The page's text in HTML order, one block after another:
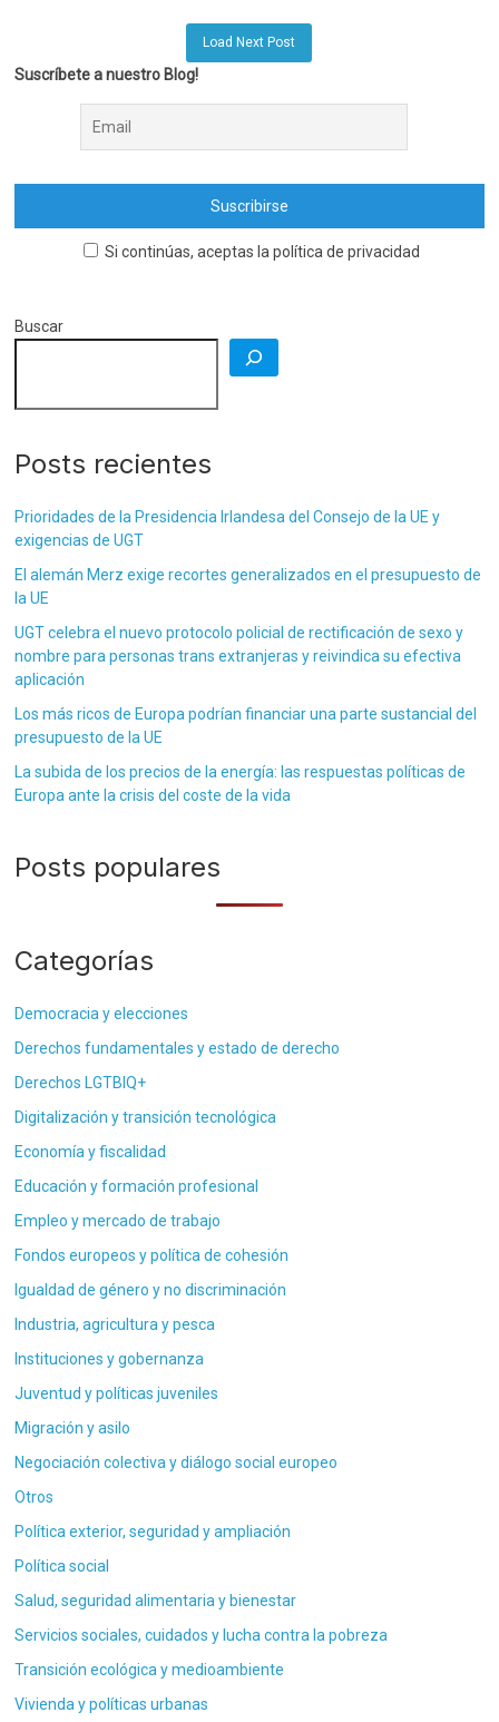
Load Next Post
Suscríbete a nuestro Blog!
Si continúas, aceptas la política de privacidad
Buscar
Posts recientes
Prioridades de la Presidencia Irlandesa del Consejo de la UE y
exigencias de UGT
El alemán Merz exige recortes generalizados en el presupuesto de
la UE
UGT celebra el nuevo protocolo policial de rectificación de sexo y
nombre para personas trans extranjeras y reivindica su efectiva
aplicación
Los más ricos de Europa podrían financiar una parte sustancial del
presupuesto de la UE
La subida de los precios de la energía: las respuestas políticas de
Europa ante la crisis del coste de la vida
Posts populares
Categorías
Democracia y elecciones
Derechos fundamentales y estado de derecho
Derechos LGTBIQ+
Digitalización y transición tecnológica
Economía y fiscalidad
Educación y formación profesional
Empleo y mercado de trabajo
Fondos europeos y política de cohesión
Igualdad de género y no discriminación
Industria, agricultura y pesca
Instituciones y gobernanza
Juventud y políticas juveniles
Migración y asilo
Negociación colectiva y diálogo social europeo
Otros
Política exterior, seguridad y ampliación
Política social
Salud, seguridad alimentaria y bienestar
Servicios sociales, cuidados y lucha contra la pobreza
Transición ecológica y medioambiente
Vivienda y políticas urbanas